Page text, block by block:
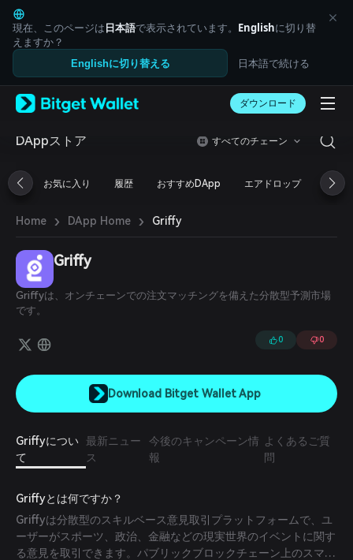
English
日本語
Tiếng Việt
Русский
Español (Latinoamérica)
Italiano
Deutsch
繁體中文
Português (Portugal)
ภาษาไทย
العربية
हिन्दी
Español
Português (Brasil)
現在、このページは日本語で表示されています。 Englishに切り替
えますか？
Englishに切り替える 日本語で続ける
ダウンロード
DAppストア すべてのチェーン
お気に入り 履歴 おすすめDApp エアドロップ DeFi
Home › DApp Home › Griffy
Griffy
Griffyは、オンチェーンでの注文マッチングを備えた分散型予測市場
です。
0 0
Download Bitget Wallet App
Griffyについ
て
最新ニュー
ス
今後のキャンペーン情
報
よくあるご質
問
Griffyとは何ですか？
Griffyは分散型のスキルベース意見取引プラットフォームで、ユ
ーザーがスポーツ、政治、金融などの現実世界のイベントに関す
る意見を取引できます。パブリックブロックチェーン上のスマー